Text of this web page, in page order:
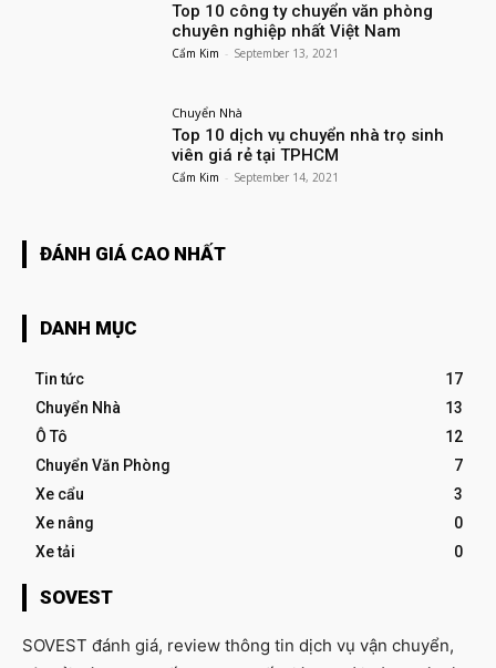
Top 10 công ty chuyển văn phòng
chuyên nghiệp nhất Việt Nam
Cẩm Kim - September 13, 2021
Chuyển Nhà
Top 10 dịch vụ chuyển nhà trọ sinh
viên giá rẻ tại TPHCM
Cẩm Kim - September 14, 2021
ĐÁNH GIÁ CAO NHẤT
DANH MỤC
Tin tức
17
Chuyển Nhà
13
Ô Tô
12
Chuyển Văn Phòng
7
Xe cẩu
3
Xe nâng
0
Xe tải
0
SOVEST
SOVEST đánh giá, review thông tin dịch vụ vận chuyển,